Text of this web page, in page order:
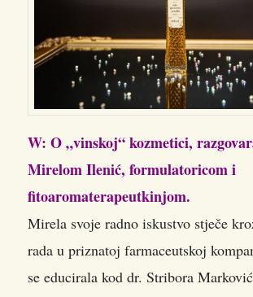
W: O „vinskoj“ kozmetici,
Mirelom Ilenić, formulatoricom i
fitoaromaterapeutkinjom.
Mirela svoje radno iskustvo stječe
rada u priznatoj farmaceutskoj
se educirala kod dr. Stribora